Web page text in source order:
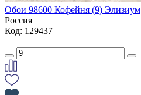
Обои 98600 Кофейня (9) Элизиум
Россия
Код: 129437